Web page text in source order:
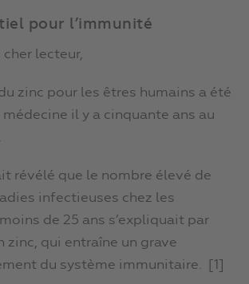
pour l’immunité
cher lecteur,
zinc pour les êtres humains a été
il y a cinquante ans au
révélé que le nombre élevé de
infectieuses chez les
de 25 ans s’expliquait par
zinc, qui entraîne un grave
du système immunitaire. [1]